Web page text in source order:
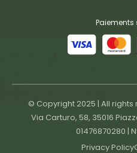
Paiements
© Copyright 2025 | All
Via Carturo, 58, 35016
01476870280 |
Privacy Policy